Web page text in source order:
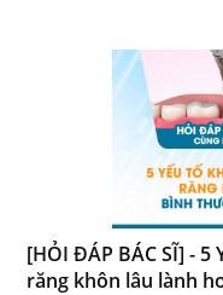
[HỎI ĐÁP BÁC SĨ] -
răng khôn lâu lành